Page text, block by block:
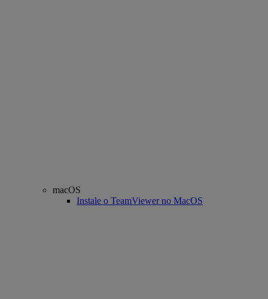
macOS
Instale o TeamViewer no MacOS